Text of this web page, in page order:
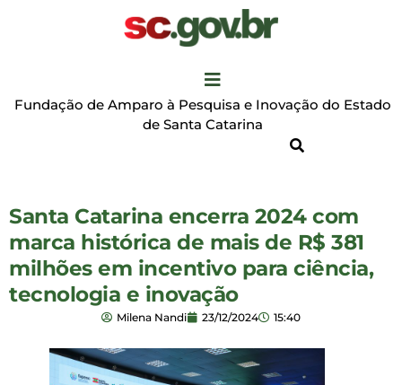
Fundação de Amparo à Pesquisa e Inovação do Estado
de Santa Catarina
Santa Catarina encerra 2024 com
marca histórica de mais de R$ 381
milhões em incentivo para ciência,
tecnologia e inovação
Milena Nandi 23/12/2024 15:40